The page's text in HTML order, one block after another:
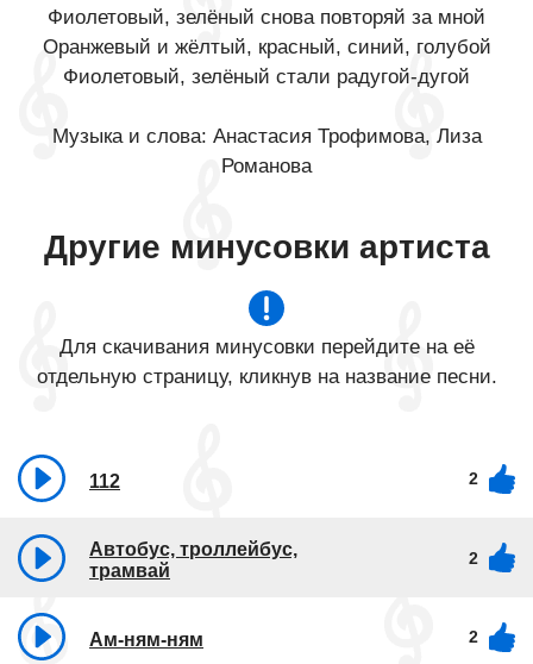
Фиолетовый, зелёный снова повторяй за мной
Оранжевый и жёлтый, красный, синий, голубой
Фиолетовый, зелёный стали радугой-дугой
Музыка и слова: Анастасия Трофимова, Лиза
Романова
Другие минусовки артиста
Для скачивания минусовки перейдите на её
отдельную страницу, кликнув на название песни.
112 2
Автобус, троллейбус,
трамвай
2
Ам-ням-ням 2